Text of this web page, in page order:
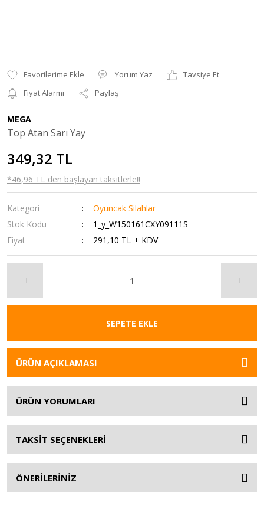
Yorum Yaz
Tavsiye Et
Fiyat Alarmı
Paylaş
MEGA
Top Atan Sarı Yay
349,32 TL
*46,96 TL den başlayan taksitlerle!!
Kategori
Oyuncak Silahlar
Stok Kodu
1_y_W150161CXY09111S
Fiyat
291,10 TL + KDV
SEPETE EKLE
ÜRÜN AÇIKLAMASI
ÜRÜN YORUMLARI
TAKSİT SEÇENEKLERİ
ÖNERİLERİNİZ